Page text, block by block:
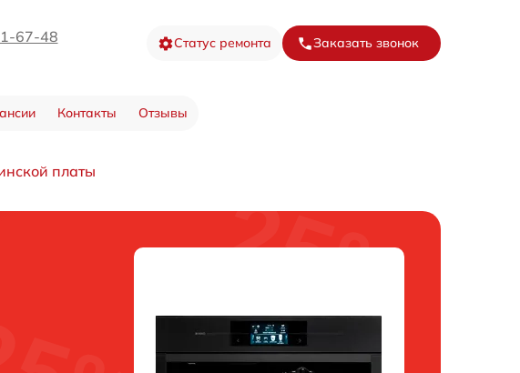
67-48 Статус ремонта Заказать звонок
Контакты Отзывы
платы